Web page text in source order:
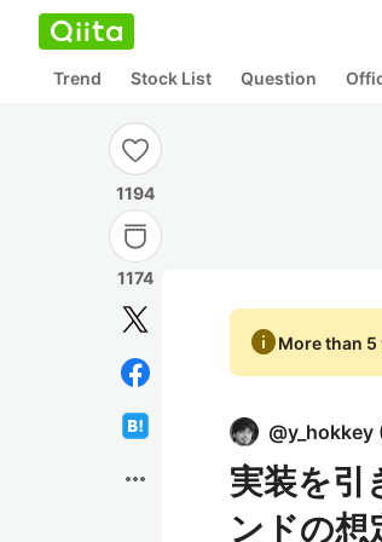
Trend Stock List Question
1194
1174
more_horiz
infoMore than 5
@y_hokkey
実装を引
ンドの想